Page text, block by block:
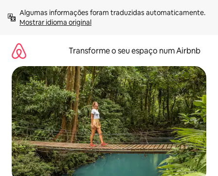
para
Mostrar idioma original
Transforme o seu espaço num Airbnb